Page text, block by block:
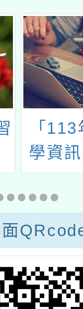
「
學資
室電
換新